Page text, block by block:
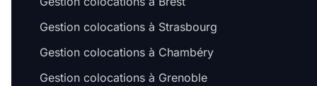
Gestion colocations à Strasbourg
Gestion colocations à Chambéry
Gestion colocations à Grenoble